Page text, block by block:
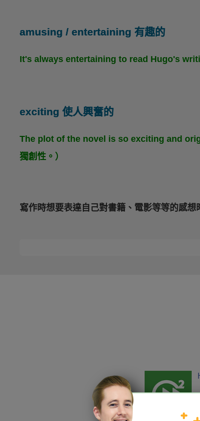
amusing / entertaining 有趣的
It's always entertaining to read Hugo's
exciting 使人興奮的
The plot of the novel is so exciting and
獨創性。）
寫作時想要表達自己對書籍、電影等等的感